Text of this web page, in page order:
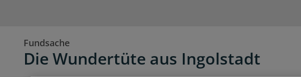
Fundsache
Die Wundertüte aus Ingolstadt